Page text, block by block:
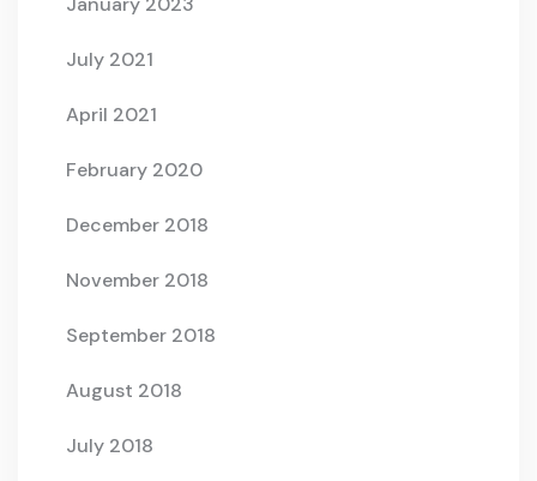
July 2021
April 2021
February 2020
December 2018
November 2018
September 2018
August 2018
July 2018